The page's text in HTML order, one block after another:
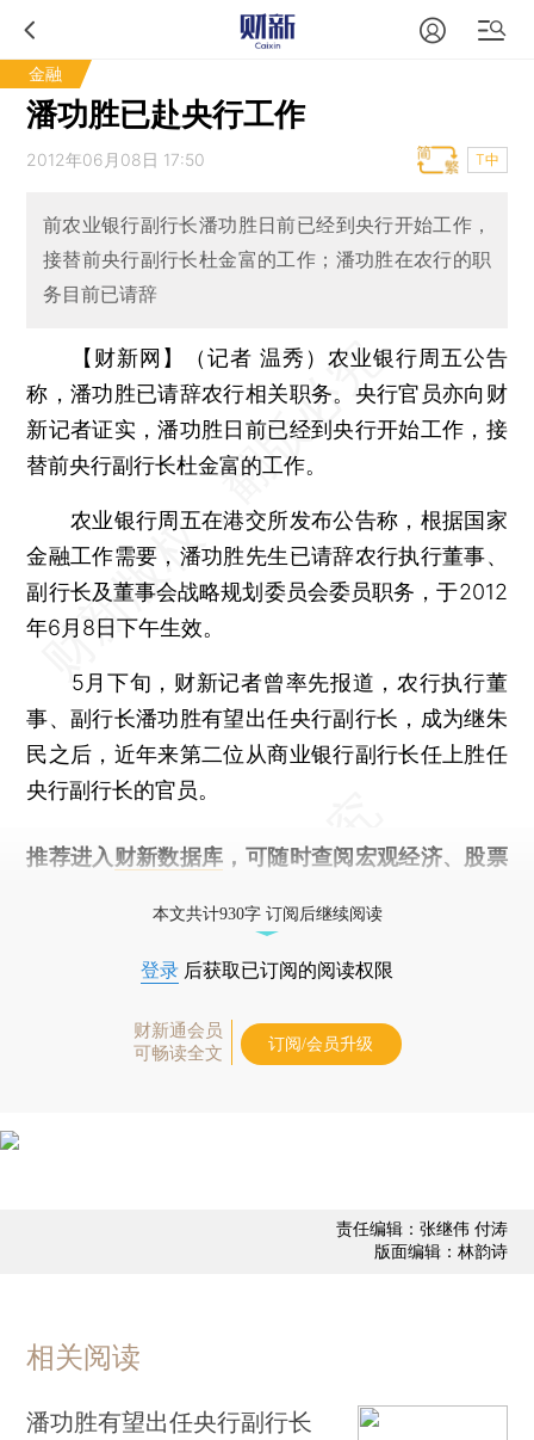
金融
潘功胜已赴央行工作
2012年06月08日 17:50 T中
前农业银行副行长潘功胜日前已经到央行开始工作，
接替前央行副行长杜金富的工作；潘功胜在农行的职
务目前已请辞
【财新网】（记者 温秀） 农业银行周五公告
称，潘功胜已请辞农行相关职务。央行官员亦向财
新记者证实，潘功胜日前已经到央行开始工作，接
替前央行副行长杜金富的工作。
农业银行周五在港交所发布公告称，根据国家
金融工作需要，潘功胜先生已请辞农行执行董事、
副行长及董事会战略规划委员会委员职务，于2012
年6月8日下午生效。
5月下旬，财新记者曾率先报道，农行执行董
事、副行长潘功胜有望出任央行副行长，成为继朱
民之后，近年来第二位从商业银行副行长任上胜任
央行副行长的官员。
推荐进入 财新数据库 ，可随时查阅宏观经济、股票
本文共计930字 订阅后继续阅读
登录 后获取已订阅的阅读权限
财新通会员
可畅读全文
订阅/会员升级
责任编辑：张继伟 付涛
版面编辑：林韵诗
相关阅读
潘功胜有望出任央行副行长